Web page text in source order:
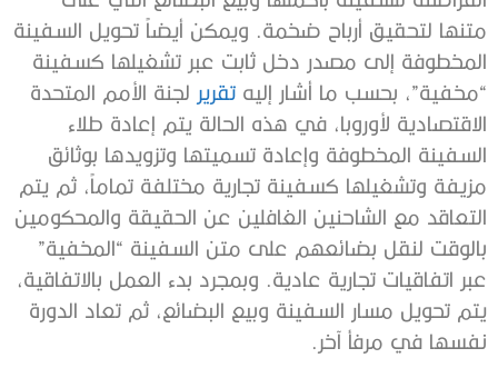
متنها لتحقيق أرباح ضخمة. ويمكن أيضاً تحويل السفينة
المخطوفة إلى مصدر دخل ثابت عبر تشغيلها كسفينة
“مخفية”، بحسب ما أشار إليه تقرير لجنة الأمم المتحدة
الاقتصادية لأوروبا، في هذه الحالة يتم إعادة طلاء
السفينة المخطوفة وإعادة تسميتها وتزويدها بوثائق
مزيفة وتشغيلها كسفينة تجارية مختلفة تماماً، ثم يتم
التعاقد مع الشاحنين الغافلين عن الحقيقة والمحكومين
بالوقت لنقل بضائعهم على متن السفينة “المخفية”
عبر اتفاقيات تجارية عادية. وبمجرد بدء العمل بالاتفاقية،
يتم تحويل مسار السفينة وبيع البضائع، ثم تعاد الدورة
نفسها في مرفأ آخر.